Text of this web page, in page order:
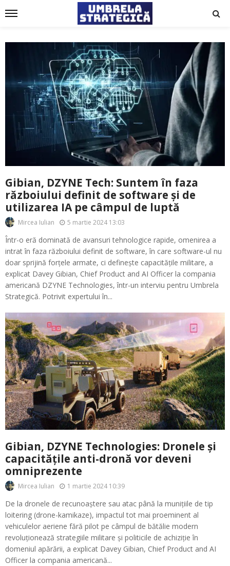
Gibian, DZYNE Tech: Suntem în faza
războiului definit de software și de
utilizarea IA pe câmpul de luptă
Mircea Iulian 5 martie 2024 13:03
Într-o eră dominată de avansuri tehnologice rapide, omenirea a
intrat în faza războiului definit de software, în care software-ul nu
doar sprijină forțele armate, ci definește capacitățile militare, a
explicat Davey Gibian, Chief Product and AI Officer la compania
americană DZYNE Technologies, într-un interviu pentru Umbrela
Strategică. Potrivit expertului în...
Gibian, DZYNE Technologies: Dronele și
capacitățile anti-dronă vor deveni
omniprezente
Mircea Iulian 1 martie 2024 10:39
De la dronele de recunoaștere sau atac până la munițiile de tip
loitering (drone-kamikaze), impactul tot mai proeminent al
vehiculelor aeriene fără pilot pe câmpul de bătălie modern
revoluționează strategiile militare și politicile de achiziție în
domeniul apărării, a explicat Davey Gibian, Chief Product and AI
Officer la compania americană...